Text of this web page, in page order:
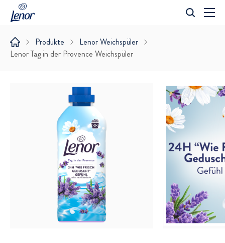
Suche
Produkte
Lenor Weichspüler
Lenor Tag in der Provence Weichspüler